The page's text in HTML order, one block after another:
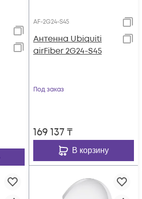
AF-2G24-S45
Антенна Ubiquiti
airFiber 2G24-S45
Под заказ
169 137₸
В корзину